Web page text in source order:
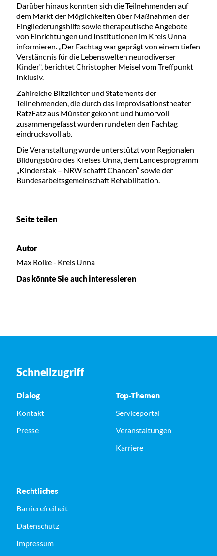
Darüber hinaus konnten sich die Teilnehmenden auf
dem Markt der Möglichkeiten über Maßnahmen der
Eingliederungshilfe sowie therapeutische Angebote
von Einrichtungen und Institutionen im Kreis Unna
informieren. „Der Fachtag war geprägt von einem tiefen
Verständnis für die Lebenswelten neurodiverser
Kinder“, berichtet Christopher Meisel vom Treffpunkt
Inklusiv.
Zahlreiche Blitzlichter und Statements der
Teilnehmenden, die durch das Improvisationstheater
RatzFatz aus Münster gekonnt und humorvoll
zusammengefasst wurden rundeten den Fachtag
eindrucksvoll ab.
Die Veranstaltung wurde unterstützt vom Regionalen
Bildungsbüro des Kreises Unna, dem Landesprogramm
„Kinderstak – NRW schafft Chancen“ sowie der
Bundesarbeitsgemeinschaft Rehabilitation.
Seite teilen
Autor
Max Rolke - Kreis Unna
Das könnte Sie auch interessieren
Schnellzugriff
Dialog
Kontakt
Presse
Top-Themen
Serviceportal
Veranstaltungen
Karriere
Rechtliches
Barrierefreiheit
Datenschutz
Impressum